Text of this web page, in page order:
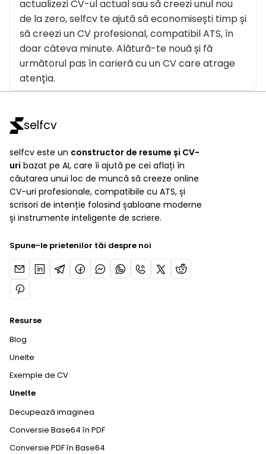
actualizezi CV-ul actual sau să creezi unul nou
de la zero, selfcv te ajută să economisești timp și
să creezi un CV profesional, compatibil ATS, în
doar câteva minute. Alătură-te nouă și fă
următorul pas în carieră cu un CV care atrage
atenția.
selfcv
selfcv este un constructor de resume și CV-
uri bazat pe AI, care îi ajută pe cei aflați în
căutarea unui loc de muncă să creeze online
CV-uri profesionale, compatibile cu ATS, și
scrisori de intenție folosind șabloane moderne
și instrumente inteligente de scriere.
Spune-le prietenilor tăi despre noi
Resurse
Blog
Unelte
Exemple de CV
Unelte
Decupează imaginea
Conversie Base64 în PDF
Conversie PDF în Base64